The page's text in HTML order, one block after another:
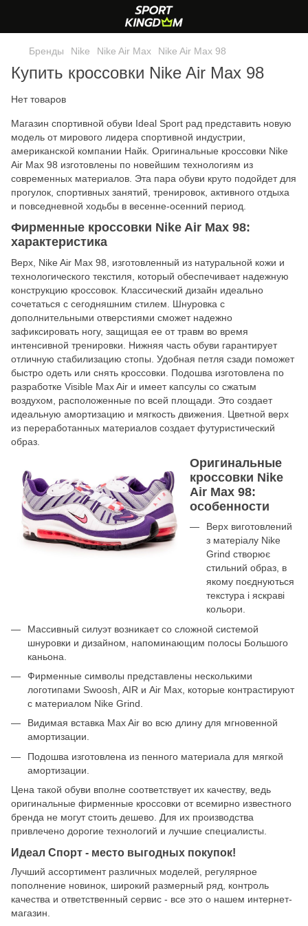
Бренды Nike Nike Air Max Nike Air Max 98
Купить кроссовки Nike Air Max 98
Нет товаров
Магазин спортивной обуви Ideal Sport рад представить новую
модель от мирового лидера спортивной индустрии,
американской компании Найк. Оригинальные кроссовки Nike
Air Max 98 изготовлены по новейшим технологиям из
современных материалов. Эта пара обуви круто подойдет для
прогулок, спортивных занятий, тренировок, активного отдыха
и повседневной ходьбы в весенне-осенний период.
Фирменные кроссовки Nike Air Max 98:
характеристика
Верх, Nike Air Max 98, изготовленный из натуральной кожи и
технологического текстиля, который обеспечивает надежную
конструкцию кроссовок. Классический дизайн идеально
сочетаться с сегодняшним стилем. Шнуровка с
дополнительными отверстиями сможет надежно
зафиксировать ногу, защищая ее от травм во время
интенсивной тренировки. Нижняя часть обуви гарантирует
отличную стабилизацию стопы. Удобная петля сзади поможет
быстро одеть или снять кроссовки. Подошва изготовлена ​​по
разработке Visible Max Air и имеет капсулы со сжатым
воздухом, расположенные по всей площади. Это создает
идеальную амортизацию и мягкость движения. Цветной верх
из переработанных материалов создает футуристический
образ.
Оригинальные
кроссовки Nike
Air Max 98:
особенности
Верх виготовлений
з матеріалу Nike
Grind створює
стильний образ, в
якому поєднуються
текстура і яскраві
кольори.
Массивный силуэт возникает со сложной системой
шнуровки и дизайном, напоминающим полосы Большого
каньона.
Фирменные символы представлены несколькими
логотипами Swoosh, AIR и Air Max, которые контрастируют
с материалом Nike Grind.
Видимая вставка Max Air во всю длину для мгновенной
амортизации.
Подошва изготовлена из пенного материала для мягкой
амортизации.
Цена такой обуви вполне соответствует их качеству, ведь
оригинальные фирменные кроссовки от всемирно известного
бренда не могут стоить дешево. Для их производства
привлечено дорогие технологий и лучшие специалисты.
Идеал Спорт - место выгодных покупок!
Лучший ассортимент различных моделей, регулярное
пополнение новинок, широкий размерный ряд, контроль
качества и ответственный сервис - все это о нашем интернет-
магазин.